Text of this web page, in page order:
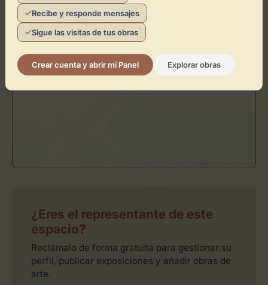
Arimany Grup Escolà
Toca el mapa para interactuar
Activar Mapa
¿Eres el representante de este
espacio?
Reclámalo de forma gratuita para gestionar su
perfil, publicar exposiciones y añadir obras de
arte.
Recibe y responde mensajes
Sigue las visitas de tus obras
Crear cuenta y abrir mi Panel Explorar obras